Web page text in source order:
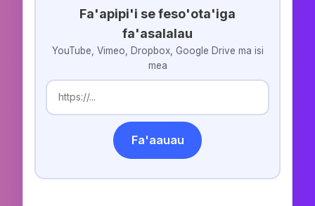
Fa'apipi'i se feso'ota'iga
fa'asalalau
YouTube, Vimeo, Dropbox, Google Drive ma isi
mea
Fa'aauau